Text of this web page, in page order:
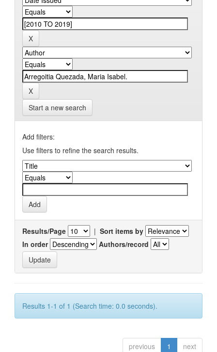
Start a new search
Add filters:
Use filters to refine the search results.
Results/Page | Sort items by
In order
Authors/record
Results 1-1 of 1 (Search time: 0.0 seconds).
previous 1 next